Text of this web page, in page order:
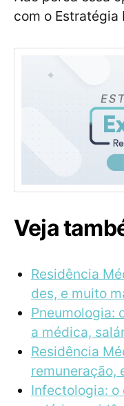
com o Estratégia
Veja
Residência
des, e muito
Pneumologia:
a médica,
Residência
remuneração,
Infectologia: o